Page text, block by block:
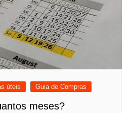
úteis Guia de Compras
meses?